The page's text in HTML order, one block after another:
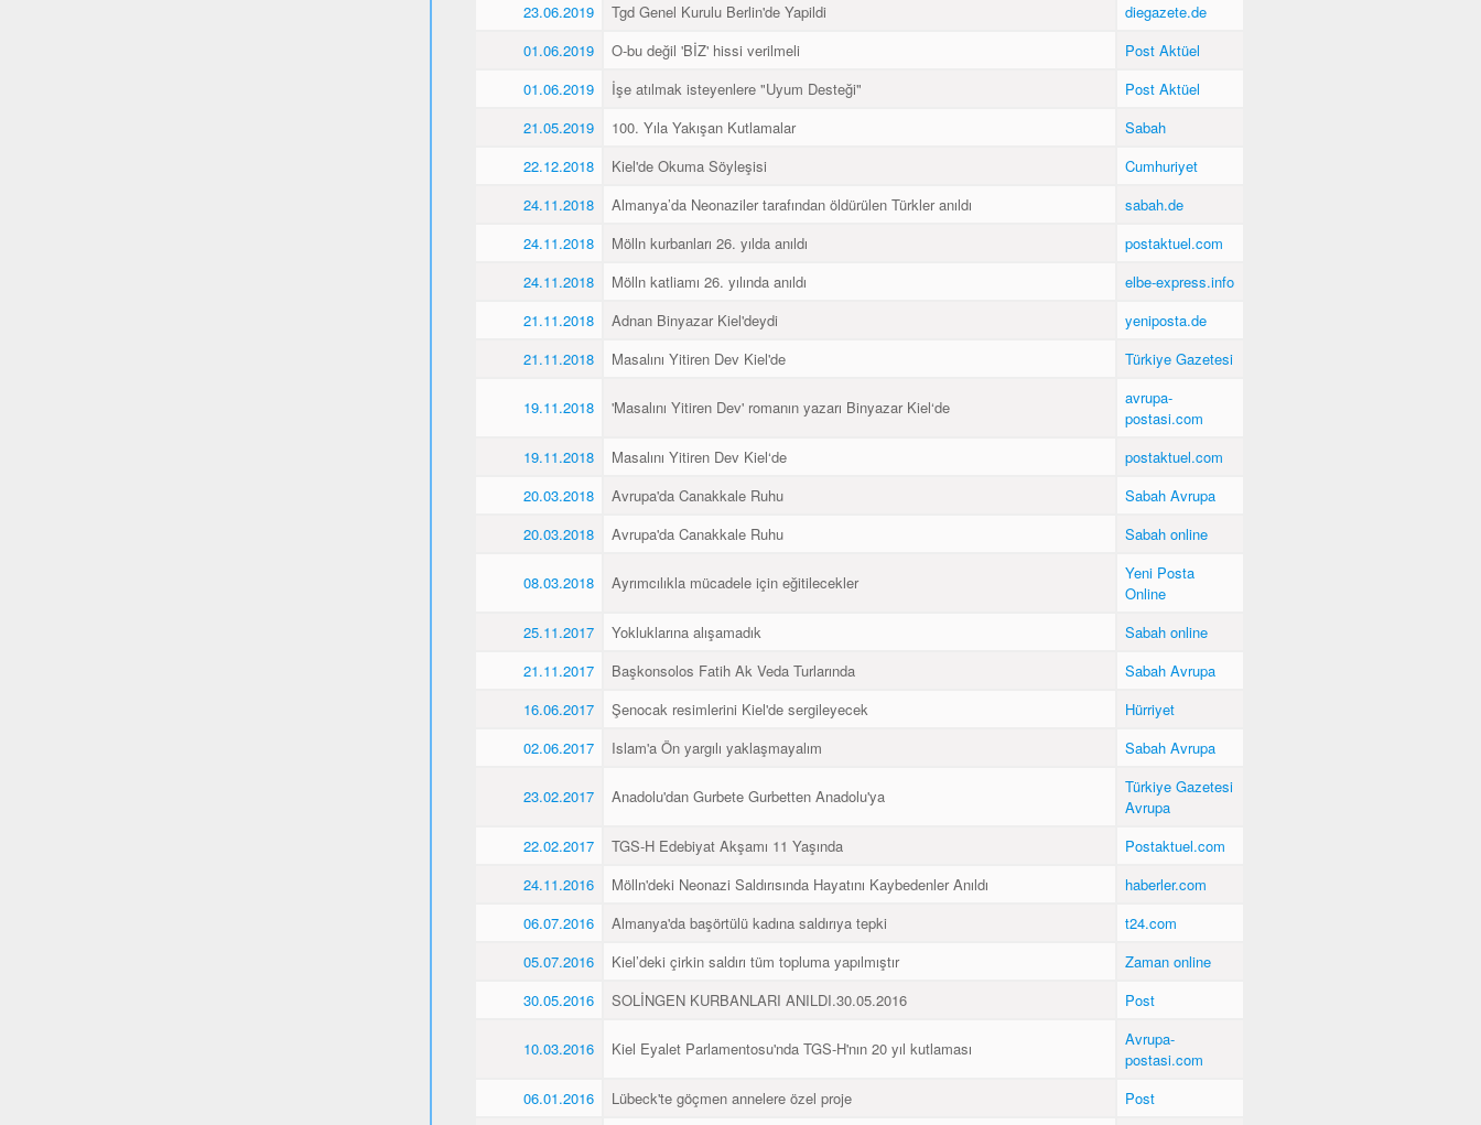
23.06.2019
Tgd Genel Kurulu Berlin'de Yapildi
diegazete.de
01.06.2019
O-bu değil 'BİZ' hissi verilmeli
Post Aktüel
01.06.2019
İşe atılmak isteyenlere "Uyum Desteği"
Post Aktüel
21.05.2019
100. Yıla Yakışan Kutlamalar
Sabah
22.12.2018
Kiel'de Okuma Söyleşisi
Cumhuriyet
24.11.2018
Almanya’da Neonaziler tarafından öldürülen Türkler anıldı
sabah.de
24.11.2018
Mölln kurbanları 26. yılda anıldı
postaktuel.com
24.11.2018
Mölln katliamı 26. yılında anıldı
elbe-express.info
21.11.2018
Adnan Binyazar Kiel'deydi
yeniposta.de
21.11.2018
Masalını Yitiren Dev Kiel'de Türkiye Gazetesi
19.11.2018 'Masalını Yitiren Dev' romanın yazarı Binyazar Kiel‘de
avrupa-
postasi.com
19.11.2018
Masalını Yitiren Dev Kiel‘de
postaktuel.com
20.03.2018
Avrupa'da Canakkale Ruhu
Sabah Avrupa
20.03.2018
Avrupa'da Canakkale Ruhu Sabah online
08.03.2018 Ayrımcılıkla mücadele için eğitilecekler
Yeni Posta
Online
25.11.2017
Yokluklarına alışamadık
Sabah online
21.11.2017
Başkonsolos Fatih Ak Veda Turlarında
Sabah Avrupa
16.06.2017
Şenocak resimlerini Kiel'de sergileyecek
Hürriyet
02.06.2017
Islam'a Ön yargılı yaklaşmayalım Sabah Avrupa
23.02.2017 Anadolu'dan Gurbete Gurbetten Anadolu'ya
Türkiye Gazetesi
Avrupa
22.02.2017
TGS-H Edebiyat Akşamı 11 Yaşında
Postaktuel.com
24.11.2016
Mölln'deki Neonazi Saldırısında Hayatını Kaybedenler Anıldı
haberler.com
06.07.2016
Almanya'da başörtülü kadına saldırıya tepki
t24.com
05.07.2016
Kiel’deki çirkin saldırı tüm topluma yapılmıştır
Zaman online
30.05.2016
SOLİNGEN KURBANLARI ANILDI.30.05.2016 Post
10.03.2016 Kiel Eyalet Parlamentosu'nda TGS-H'nın 20 yıl kutlaması
Avrupa-
postasi.com
06.01.2016
Lübeck'te göçmen annelere özel proje
Post